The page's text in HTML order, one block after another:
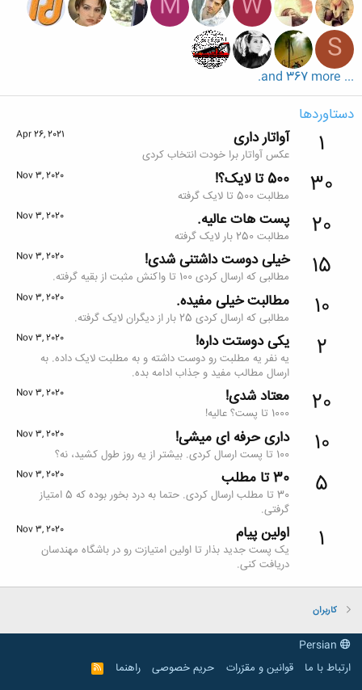
S
... and 367 more.
دستاوردها
1
Apr 26, 2021 آواتار داری
عکس آواتار برا خودت انتخاب کردی
30
Nov 3, 2020 500 تا لایک؟!
مطالبت 500 تا لایک گرفته
20
Nov 3, 2020 پست هات عالیه.
مطالبت 250 بار لایک گرفته
15
Nov 3, 2020 خیلی دوست داشتنی شدی!
مطالبی که ارسال کردی 100 تا واکنش مثبت از بقیه گرفته.
10
Nov 3, 2020 مطالبت خیلی مفیده.
مطالبی که ارسال کردی 25 بار از دیگران لایک گرفته.
2
Nov 3, 2020 یکی دوستت داره!
یه نفر یه مطلبت رو دوست داشته و به مطلبت لایک داده. به
ارسال مطالب مفید و جذاب ادامه بده.
20
Nov 3, 2020 معتاد شدی!
1000 تا پست؟ عالیه!
10
Nov 3, 2020 داری حرفه ای میشی!
100 تا پست ارسال کردی. بیشتر از یه روز طول کشید، نه؟
5
Nov 3, 2020 30 تا مطلب
30 تا مطلب ارسال کردی. حتما به درد بخور بوده که 5 امتیاز
گرفتی.
1
Nov 3, 2020 اولین پیام
یک پست جدید بذار تا اولین امتیازت رو در باشگاه مهندسان
دریافت کنی.
کاربران
ارتباط با ما
قوانین و مقرّرات حریم خصوصی راهنما
R
S